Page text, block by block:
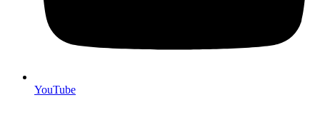
YouTube